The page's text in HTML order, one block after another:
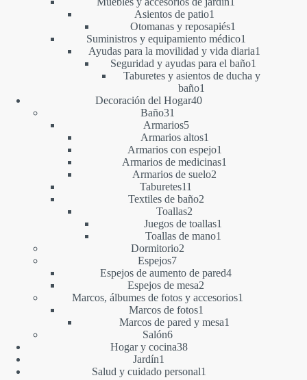
Asientos de patio1
producto
Otomanas y reposapiés1
producto
Suministros y equipamiento médico1
producto
Ayudas para la movilidad y vida diaria1
Seguridad y ayudas para el baño1
producto
Taburetes y asientos de ducha y
baño1
Decoración del Hogar4040
Baño31
productos
Armarios55
productos
Armarios altos1
producto
Armarios con espejo1
producto
Armarios de medicinas1
Armarios de suelo2
Taburetes11
productos
Textiles de baño22
Toallas2
productos
Juegos de toallas1
Toallas de mano1
Dormitorio22
Espejos77
productos
Espejos de aumento de pared44
Espejos de mesa2
productos
Marcos, álbumes de fotos y accesorios1
Marcos de fotos1
producto
Marcos de pared y mesa1
Salón66
productos
Hogar y cocina3838
Jardín1
producto
Salud y cuidado personal1